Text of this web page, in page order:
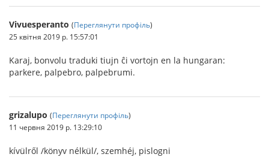
Vivuesperanto (Переглянути профіль)
25 квітня 2019 р. 15:57:01
Karaj, bonvolu traduki tiujn ĉi vortojn en la hungaran:
parkere, palpebro, palpebrumi.
grizalupo (Переглянути профіль)
11 червня 2019 р. 13:29:10
kívülről /könyv nélkül/, szemhéj, pislogni